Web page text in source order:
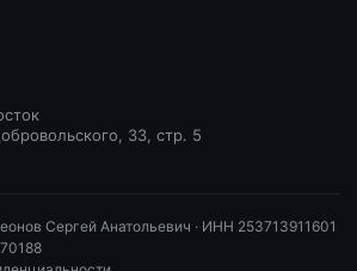
33, стр. 5
Сергей Анатольевич · ИНН 253713911601